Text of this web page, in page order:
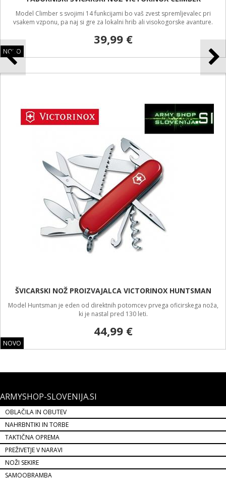
ARMYSHOP-SLOVENIJA.SI
OBLAČILA IN OBUTEV
NAHRBNTIKI IN TORBE
TAKTIČNA OPREMA
PREŽIVETJE V NARAVI
NOŽI SEKIRE
SAMOOBRAMBA